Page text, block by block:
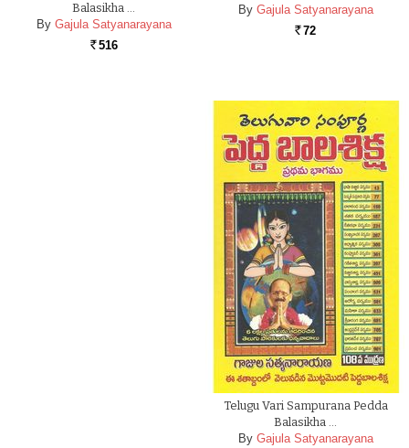
Balasikha …
By Gajula Satyanarayana
Rs. 516
By Gajula Satyanarayana
Rs. 72
Telugu Vari Sampurana Pedda
Balasikha …
By Gajula Satyanarayana